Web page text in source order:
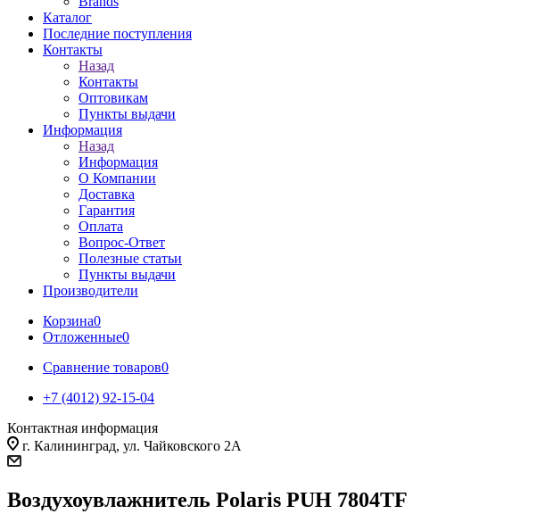
Каталог
Последние поступления
Контакты
Назад
Контакты
Оптовикам
Пункты выдачи
Информация
Назад
Информация
О Компании
Доставка
Гарантия
Оплата
Вопрос-Ответ
Полезные статьи
Пункты выдачи
Производители
Корзина0
Отложенные0
Сравнение товаров0
+7 (4012) 92-15-04
Контактная информация
г. Калининград, ул. Чайковского 2А
Воздухоувлажнитель Polaris PUH 7804TF